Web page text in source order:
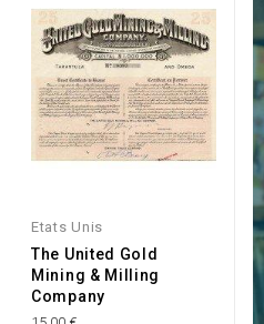
Etats Unis
The United Gold
Mining & Milling
Company